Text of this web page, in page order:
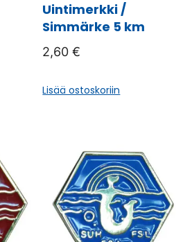
Uintimerkki /
Simmärke 5 km
2,60€
Lisää ostoskoriin